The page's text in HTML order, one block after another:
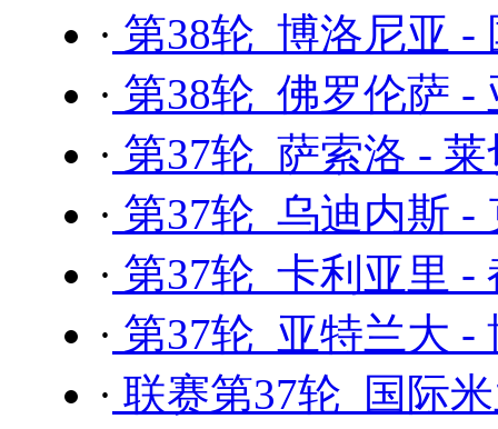
· 第38轮 博洛尼亚 -
· 第38轮 佛罗伦萨 -
· 第37轮 萨索洛 -
· 第37轮 乌迪内斯 -
· 第37轮 卡利亚里 -
· 第37轮 亚特兰大 -
· 联赛第37轮 国际